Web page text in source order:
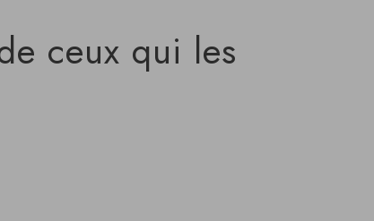
ceux qui les